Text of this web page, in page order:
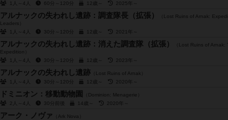
1人～4人
60分～120分 12歳～ 2025年～
アルナックの失われし遺跡：調査隊長（拡張）
（Lost Ruins of Arnak:
Leaders）
1人～4人
30分～120分 12歳～ 2021年～
アルナックの失われし遺跡：消えた調査隊（拡張）
（Lost Ruins of Arnak:
Expedition）
1人～4人
30分～120分 12歳～ 2023年～
アルナックの失われし遺跡 （Lost Ruins of Arnak）
1人～4人
30分～120分 12歳～ 2020年～
ドミニオン：移動動物園
（Dominion: Menagerie）
2人～4人
30分前後 14歳～ 2020年～
アーク・ノヴァ （Ark Nova）